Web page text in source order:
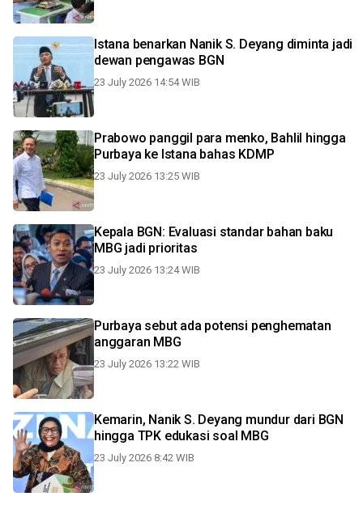
Istana benarkan Nanik S. Deyang diminta jadi
dewan pengawas BGN
23 July 2026 14:54 WIB
Prabowo panggil para menko, Bahlil hingga
Purbaya ke Istana bahas KDMP
23 July 2026 13:25 WIB
Kepala BGN: Evaluasi standar bahan baku
MBG jadi prioritas
23 July 2026 13:24 WIB
Purbaya sebut ada potensi penghematan
anggaran MBG
23 July 2026 13:22 WIB
Kemarin, Nanik S. Deyang mundur dari BGN
hingga TPK edukasi soal MBG
23 July 2026 8:42 WIB